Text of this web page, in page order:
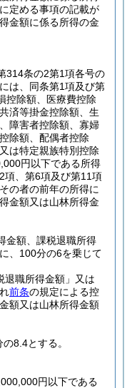
定める事項の記載が
金額に係る所得の金
314条の2第1項各号の
は、同条第1項及び第
控除額、医療費控除
済等掛金控除額、生
障害者控除額、寡婦
除額、配偶者控除
は特定親族特別控除
円以下である所得
項、第6項及び第11項
の者の前年の所得に
金額又は山林所得金
金額、課税退職所得
、100分の6を乗じて
退職所得金額」又は
前条の規定による控
額又は山林所得金額
8.4とする。
円以下である